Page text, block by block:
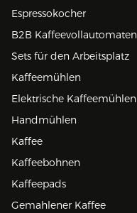
Espressokocher
B2B Kaffeevollautomaten
Sets für den Arbeitsplatz
Kaffeemühlen
Elektrische Kaffeemühlen
Handmühlen
Kaffee
Kaffeebohnen
Kaffeepads
Gemahlener Kaffee